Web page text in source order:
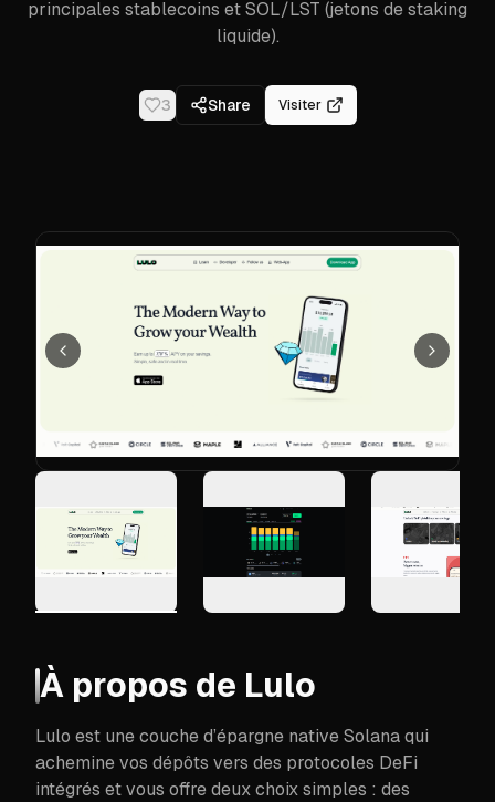
principales stablecoins et SOL/LST (jetons de staking
liquide).
3 Share Visiter
Précédent Suivant
À propos de Lulo
Lulo est une couche d’épargne native Solana qui
achemine vos dépôts vers des protocoles DeFi
intégrés et vous offre deux choix simples : des